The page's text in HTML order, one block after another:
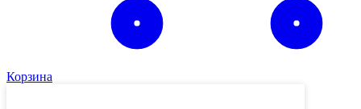
Корзина